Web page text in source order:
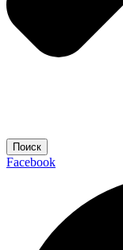
Поиск
Facebook